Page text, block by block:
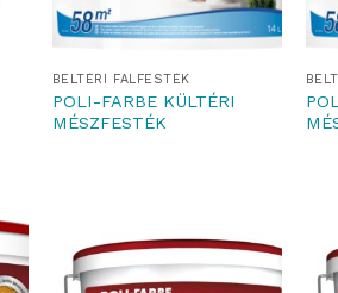
BELTÉRI FALFESTÉK
POLI-FARBE KÜLTÉRI
MÉSZFESTÉK